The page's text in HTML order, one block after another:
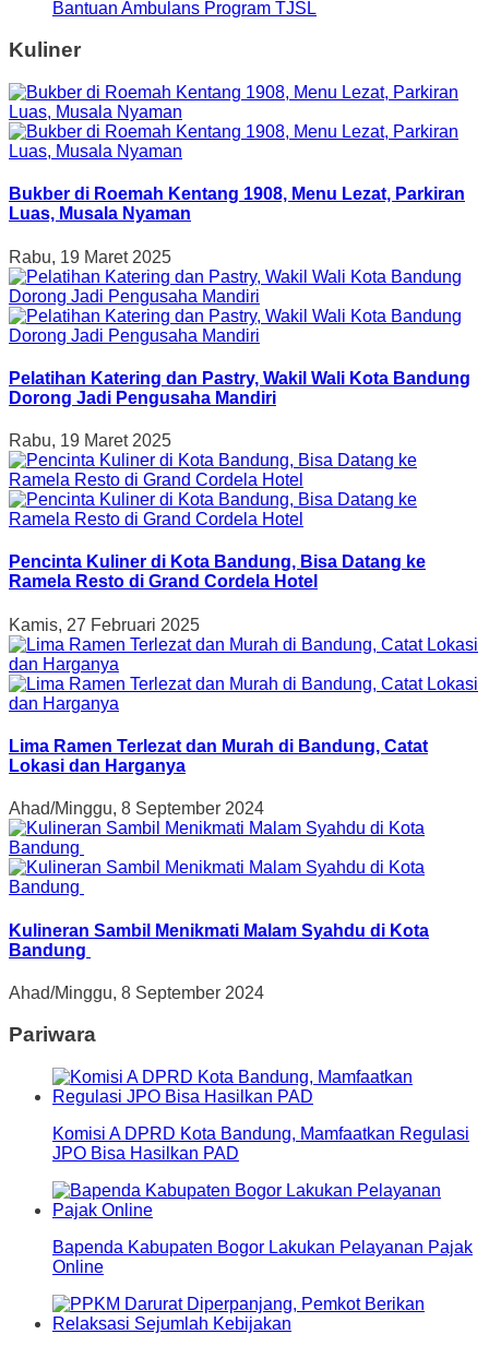
Bantuan Ambulans Program TJSL
Kuliner
Bukber di Roemah Kentang 1908, Menu Lezat, Parkiran
Luas, Musala Nyaman
Rabu, 19 Maret 2025
Pelatihan Katering dan Pastry, Wakil Wali Kota Bandung
Dorong Jadi Pengusaha Mandiri
Rabu, 19 Maret 2025
Pencinta Kuliner di Kota Bandung, Bisa Datang ke
Ramela Resto di Grand Cordela Hotel
Kamis, 27 Februari 2025
Lima Ramen Terlezat dan Murah di Bandung, Catat
Lokasi dan Harganya
Ahad/Minggu, 8 September 2024
Kulineran Sambil Menikmati Malam Syahdu di Kota
Bandung
Ahad/Minggu, 8 September 2024
Pariwara
Komisi A DPRD Kota Bandung, Mamfaatkan Regulasi
JPO Bisa Hasilkan PAD
Bapenda Kabupaten Bogor Lakukan Pelayanan Pajak
Online